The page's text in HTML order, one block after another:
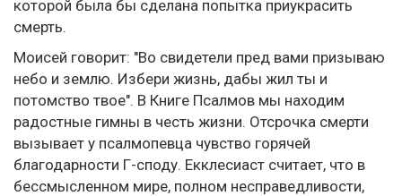
которой была бы сделана попытка приукрасить
смерть.
Моисей говорит: "Во свидетели пред вами призываю
небо и землю. Избери жизнь, дабы жил ты и
потомство твое". В Книге Псалмов мы находим
радостные гимны в честь жизни. Отсрочка смерти
вызывает у псалмопевца чувство горячей
благодарности Г-споду. Екклесиаст считает, что в
бессмысленном мире, полном несправедливости,